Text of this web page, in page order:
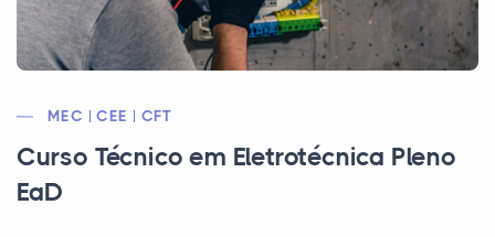
MEC | CEE | CFT
Curso Técnico em Eletrotécnica Pleno
EaD